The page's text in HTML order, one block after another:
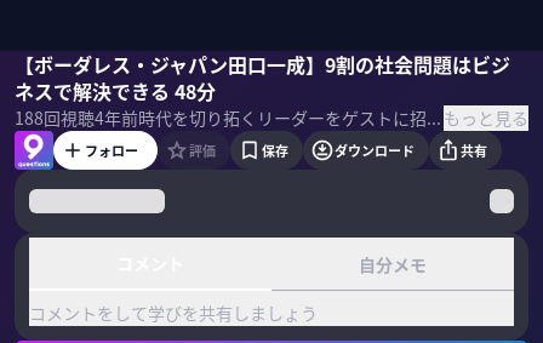
【ボーダレス・ジャパン田口一成】9割の社会問題はビジ
ネスで解決できる 48分
188回視聴4年前 時代を切り拓くリーダーをゲストに招き、PIVOT 佐々木紀彦と竹下隆一郎が「9つの質問」でその実像と未来へのビジョンを解き明かす。 もっと見る
濵渦伸次村上臣 佐々木紀彦
フォロー 評価 保存 ダウンロード 共有
自分メモ
コメントをして学びを共有しましょう